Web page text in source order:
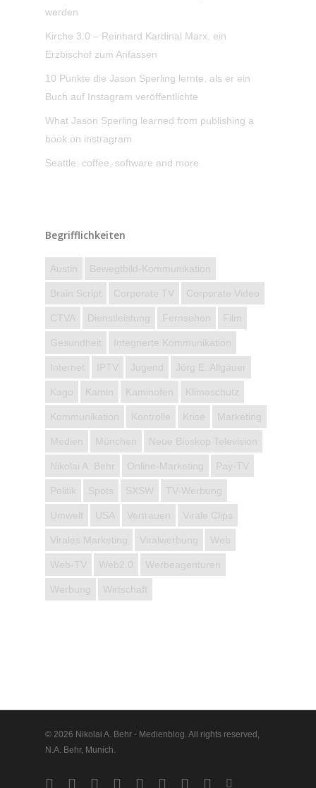
werden
Kirche 3.0 – Reinhard Kardinal Marx, ein
Erzbischof zum Anfassen
10 Punkte die Jason Sperling lernte, als er ein
Buch auf Instagram veröffentlichte
What Jason Sperling learned from publishing a
book on instragram
Seattle: coffee, software and more
Begrifflichkeiten
Austin Bewegtbild-Kommunikation
Brain Script Corporate TV Corporate Video
CTVA Dienstleistung Fernsehen Film
Gesundheit Integrierte Kommunikation
Internet IPTV Jugend Jörg E. Allgäuer
Kago Kamin Kaminofen Klimaschutz
Kommunikation Kontrolle Krise Marketing
Medien München Neue Bioskop Television
Nikolai A. Behr Online-Marketing Pay-TV
Politik Spots SXSW TV-Werbung
Umwelt USA Vertrauen Virale Clips
Virales Marketing Viralwerbung Web
Web-TV Web2.0 Werbeagenturen
Werbung Wirtschaft
© 2026 Nikolai A. Behr - Medienblog. All rights reserved,
N.A. Behr, Munich.
twitter facebookvimeo pinterestlinkedinyoutubegoogle-instagram
vine